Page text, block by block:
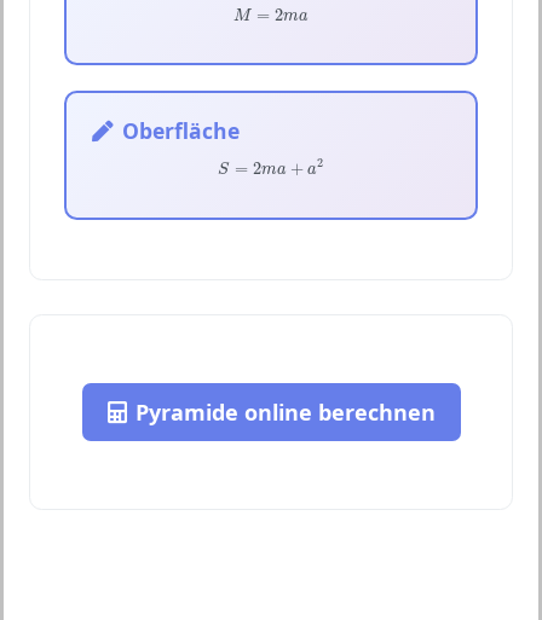
M = 2ma
M 2ma
Oberfläche
S = 2ma + a2
S 2m a
Pyramide online berechnen